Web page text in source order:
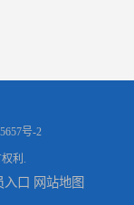
号-2
利.
入口 网站地图